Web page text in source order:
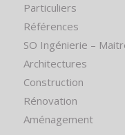
Particuliers
Références
SO Ingénierie –
Architectures
Construction
Rénovation
Aménagement